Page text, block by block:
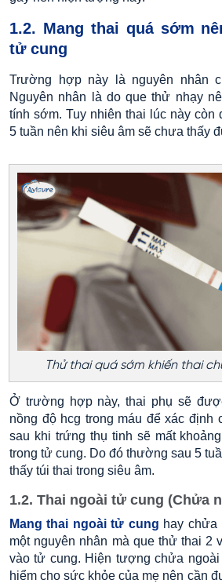
1.2. Mang thai quá sớm
tử cung
Trường hợp này là nguyên nhân
Nguyên nhân là do que thử nhạy
tính sớm. Tuy nhiên thai lúc này
5 tuần nên khi siêu âm sẽ chưa thấy
Thử thai quá sớm khiến thai
Ở trường hợp này, thai phụ sẽ
nồng độ hcg trong máu để xác định
sau khi trứng thụ tinh sẽ mất
trong tử cung. Do đó thường sau 5
thấy túi thai trong siêu âm.
1.2. Thai ngoài tử cung (Chửa
Mang thai ngoài tử cung hay chửa
một nguyên nhân mà que thử thai 2
vào tử cung. Hiện tượng chửa
hiểm cho sức khỏe của mẹ nên cần